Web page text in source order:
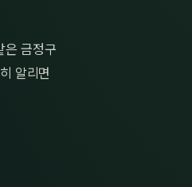
은 금정구
알리면